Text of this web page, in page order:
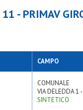
- PRIMAV
CAMPO
COMUNALE
VIA DELEDDA 1
SINTETICO